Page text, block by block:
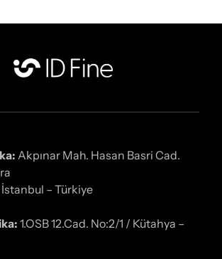
Akpınar Mah. Hasan Basri Cad.
– Türkiye
1.OSB 12.Cad. No:2/1 / Kütahya –